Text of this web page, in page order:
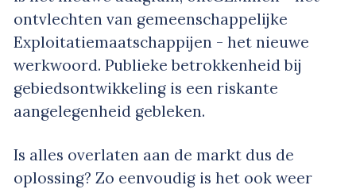
ontvlechten van gemeenschappelijke
Exploitatiemaatschappijen - het nieuwe
werkwoord. Publieke betrokkenheid bij
gebiedsontwikkeling is een riskante
aangelegenheid gebleken.
Is alles overlaten aan de markt dus de
oplossing? Zo eenvoudig is het ook weer